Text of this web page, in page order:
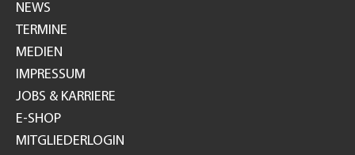
NEWS
TERMINE
MEDIEN
IMPRESSUM
JOBS & KARRIERE
E-SHOP
MITGLIEDERLOGIN